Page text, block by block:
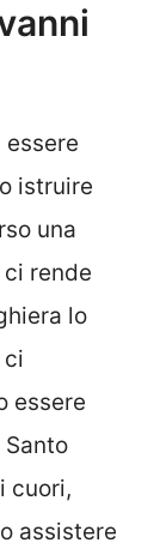
essere
istruire
una
rende
lo
ci
essere
cuori,
assistere